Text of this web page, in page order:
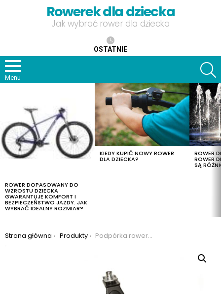
Rowerek dla dziecka
Jak wybrać rower dla dziecka
OSTATNIE
Menu
ROWER DOPASOWANY DO
WZROSTU DZIECKA
GWARANTUJE KOMFORT I
BEZPIECZEŃSTWO JAZDY. JAK
WYBRAĆ IDEALNY ROZMIAR?
KIEDY KUPIĆ NOWY ROWER
DLA DZIECKA?
ROWER
ROWER
SĄ
Jesteś tutaj:
Strona główna Produkty Podpórka rowerowa azimut center double 20-29″